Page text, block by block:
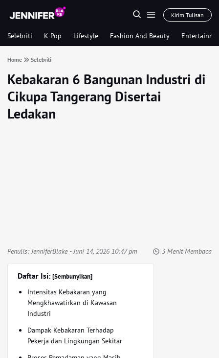
Kirim Tulisan
Selebriti K-Pop Lifestyle Fashion And Beauty
Home Selebriti
Kebakaran 6 Bangunan Industri di
Cikupa Tangerang Disertai
Ledakan
Penulis:JenniferBlake- Juni 14, 2026 10:47 pm 3 Menit Membaca
Daftar Isi: [Sembunyikan]
Intensitas Kebakaran yang
Mengkhawatirkan di Kawasan
Industri
Dampak Kebakaran Terhadap
Pekerja dan Lingkungan Sekitar